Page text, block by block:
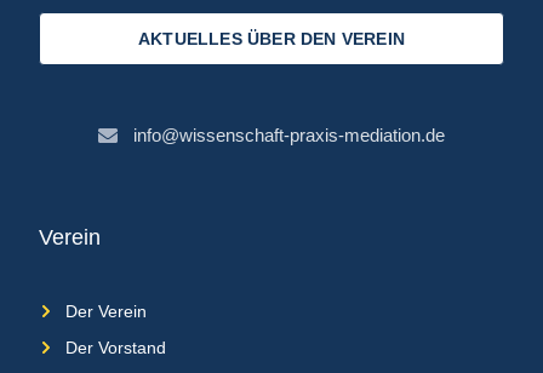
Verein
Der Verein
Der Vorstand
AKTUELLES ÜBER DEN VEREIN
info@wissenschaft-praxis-mediation.de